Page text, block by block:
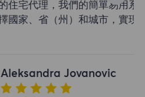
們的簡單易用系統可以讓
）和城市，實現靈活的網
Jovanovic